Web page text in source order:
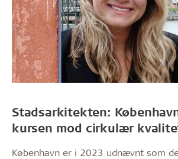
Stadsarkitekten:
kursen mod cirkulær
København er i 2023 udnævnt som